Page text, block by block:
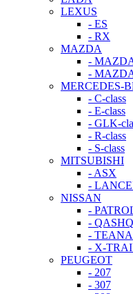
LEXUS
- ES
- RX
MAZDA
-
-
MERCEDES-
- C-class
- E-class
- GLK-
- R-class
- S-class
MITSUBISHI
- ASX
-
NISSAN
-
-
- TEANA
- X-
PEUGEOT
- 207
- 307